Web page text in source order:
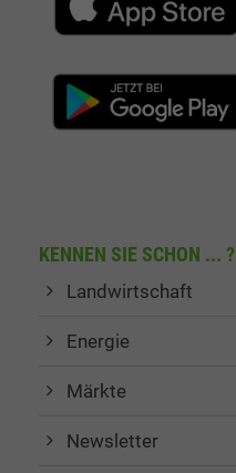
KENNEN SIE SCHON ... ?
Landwirtschaft
Energie
Märkte
Newsletter